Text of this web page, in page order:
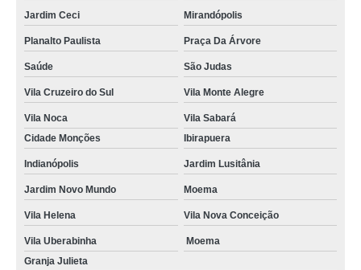
Jardim Ceci Mirandópolis
Planalto Paulista Praça Da Árvore
Saúde São Judas
Vila Cruzeiro do Sul Vila Monte Alegre
Vila Noca
Vila Sabará
Cidade Monções
Ibirapuera
Indianópolis Jardim Lusitânia
Jardim Novo Mundo Moema
Vila Helena Vila Nova Conceição
Vila Uberabinha
Moema
Granja Julieta